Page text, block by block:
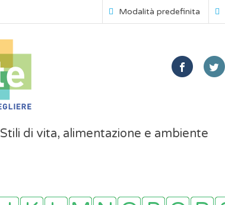
Modalità predefinita
Stili di vita, alimentazione e ambiente